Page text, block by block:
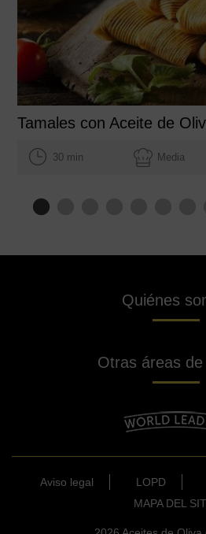
Tamales con Aceite de
30 min Media
Quiénes
Otras áreas
Aviso legal LOPD
MAPA DEL